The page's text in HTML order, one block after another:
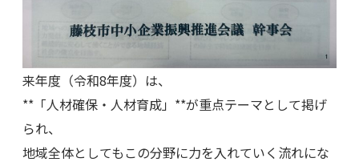
来年度（令和8年度）は、
**「人材確保・人材育成」**が重点テーマとして掲げ
られ、
地域全体としてもこの分野に力を入れていく流れにな